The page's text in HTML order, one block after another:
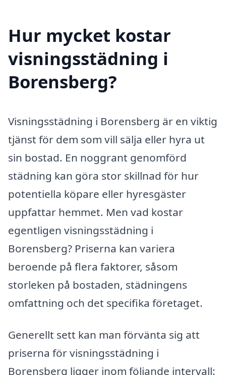
Hur mycket kostar
visningsstädning i
Borensberg?
Visningsstädning i Borensberg är en viktig
tjänst för dem som vill sälja eller hyra ut
sin bostad. En noggrant genomförd
städning kan göra stor skillnad för hur
potentiella köpare eller hyresgäster
uppfattar hemmet. Men vad kostar
egentligen visningsstädning i
Borensberg? Priserna kan variera
beroende på flera faktorer, såsom
storleken på bostaden, städningens
omfattning och det specifika företaget.
Generellt sett kan man förvänta sig att
priserna för visningsstädning i
Borensberg ligger inom följande intervall: